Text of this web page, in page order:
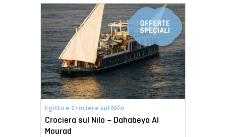
Egitto e Crociere sul Nilo
Crociera sul Nilo – Dahabeya Al
Mourad